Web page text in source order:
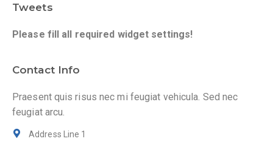
Tweets
Please fill all required widget settings!
Contact Info
Praesent quis risus nec mi feugiat vehicula. Sed nec
feugiat arcu.
Address Line 1